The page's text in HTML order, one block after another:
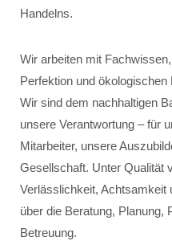
Handelns.
Wir arbeiten mit
Perfektion und
Wir sind dem nachhaltigen
unsere Verantwortung – für
Mitarbeiter, unsere
Gesellschaft. Unter Qualität
Verlässlichkeit, Achtsamkeit
über die Beratung, Planung,
Betreuung.